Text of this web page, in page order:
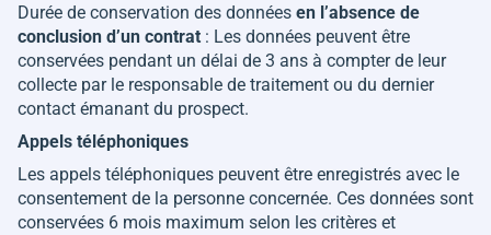
Durée de conservation des données en l’absence de
conclusion d’un contrat : Les données peuvent être
conservées pendant un délai de 3 ans à compter de leur
collecte par le responsable de traitement ou du dernier
contact émanant du prospect.
Appels téléphoniques
Les appels téléphoniques peuvent être enregistrés avec le
consentement de la personne concernée. Ces données sont
conservées 6 mois maximum selon les critères et